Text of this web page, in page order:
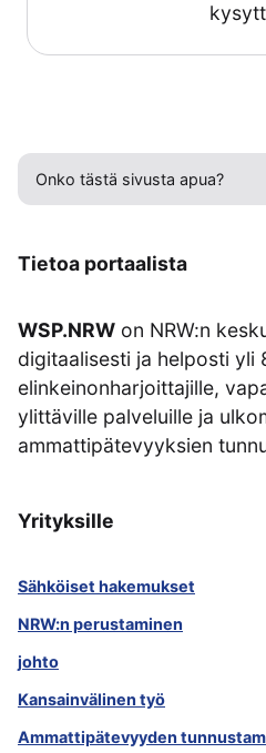
Onko tästä sivusta apua?
Tietoa portaalista
WSP.NRW on NRW:n
digitaalisesti ja helposti yli
elinkeinonharjoittajille,
ylittäville palveluille ja
ammattipätevyyksien
Yrityksille
Sähköiset hakemukset
NRW:n perustaminen
johto
Kansainvälinen työ
Ammattipätevyyden